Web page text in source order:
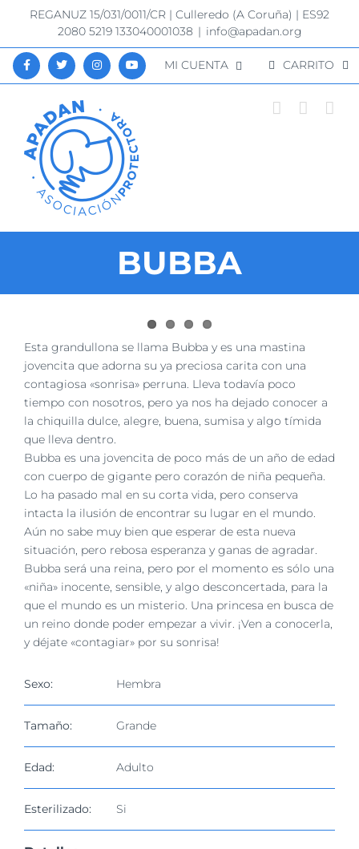
Saltar
contenido
REGANUZ 15/031/0011/CR | Culleredo (A Coruña) | ES92
2080 5219 133040001038 | info@apadan.org
MI CUENTA CARRITO
BUBBA
Ver
imagen
más
grande
Esta grandullona se llama Bubba y es una mastina
jovencita que adorna su ya preciosa carita con una
contagiosa «sonrisa» perruna. Lleva todavía poco
tiempo con nosotros, pero ya nos ha dejado conocer a
la chiquilla dulce, alegre, buena, sumisa y algo tímida
que lleva dentro.
Bubba es una jovencita de poco más de un año de edad
con cuerpo de gigante pero corazón de niña pequeña.
Lo ha pasado mal en su corta vida, pero conserva
intacta la ilusión de encontrar su lugar en el mundo.
Aún no sabe muy bien que esperar de esta nueva
situación, pero rebosa esperanza y ganas de agradar.
Bubba será una reina, pero por el momento es sólo una
«niña» inocente, sensible, y algo desconcertada, para la
que el mundo es un misterio. Una princesa en busca de
un reino donde poder empezar a vivir. ¡Ven a conocerla,
y déjate «contagiar» por su sonrisa!
Sexo: Hembra
Tamaño: Grande
Edad: Adulto
Esterilizado: Si